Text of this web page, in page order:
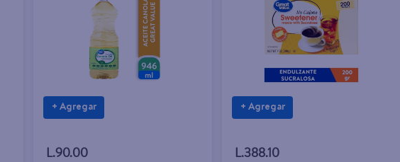
+ Agregar
L.90.00
+ Agregar
L.388.10